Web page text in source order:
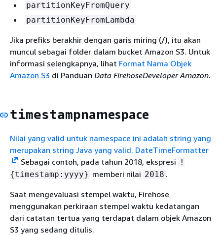
partitionKeyFromQuery
partitionKeyFromLambda
Jika prefiks berakhir dengan garis miring (/), itu akan
muncul sebagai folder dalam bucket Amazon S3. Untuk
informasi selengkapnya, lihat Format Nama Objek
Amazon S3 di Panduan Data FirehoseDeveloper Amazon.
timestampnamespace
Nilai yang valid untuk namespace ini adalah string yang
merupakan string Java yang valid. DateTimeFormatter
Sebagai contoh, pada tahun 2018, ekspresi
!
{timestamp:yyyy} memberi nilai 2018 .
Saat mengevaluasi stempel waktu, Firehose
menggunakan perkiraan stempel waktu kedatangan
dari catatan tertua yang terdapat dalam objek Amazon
S3 yang sedang ditulis.